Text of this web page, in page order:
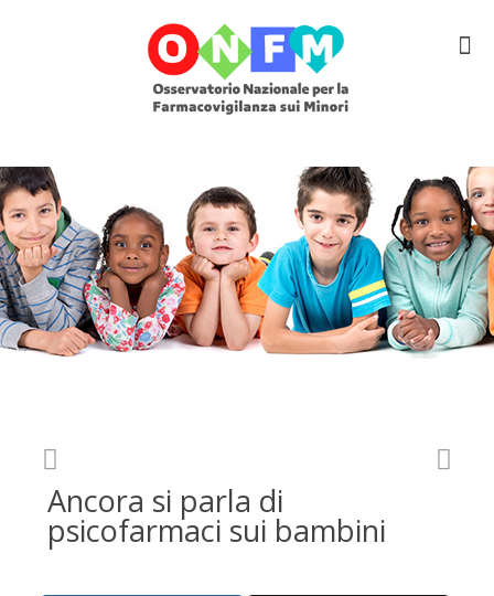
Ancora si parla di
psicofarmaci sui bambini